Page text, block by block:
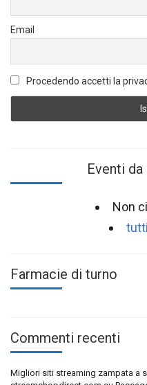
Email
Procedendo accetti la
Eventi
Non
Farmacie di turno
Commenti recenti
Migliori siti streaming zampata a